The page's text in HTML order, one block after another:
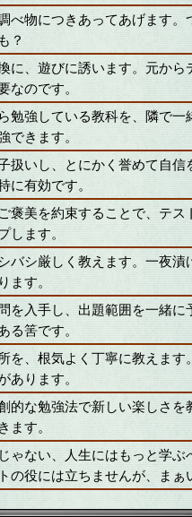
べ物につきあってあげます
？
に、遊びに誘います。元か
なのです。
勉強している教科を、隣で
できます。
扱いし、とにかく誉めて自
に有効です。
褒美を約束することで、テ
します。
バシ厳しく教えます。一夜
ます。
を入手し、出題範囲を一緒
る筈です。
を、根気よく丁寧に教えま
あります。
的な勉強法で新しい楽しさ
ます。
ゃない、人生にはもっと学
の役には立ちませんが、まぁ